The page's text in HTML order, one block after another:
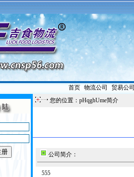
首页| 物流公司 贸易公司
您的位置：pHqghUme简介
公司简介：
555